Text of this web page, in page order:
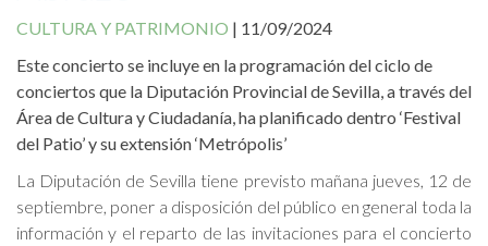
CULTURA Y PATRIMONIO | 11/09/2024
Este concierto se incluye en la programación del ciclo de
conciertos que la Diputación Provincial de Sevilla, a través del
Área de Cultura y Ciudadanía, ha planificado dentro ‘Festival
del Patio’ y su extensión ‘Metrópolis’
La Diputación de Sevilla tiene previsto mañana jueves, 12 de
septiembre, poner a disposición del público en general toda la
información y el reparto de las invitaciones para el concierto